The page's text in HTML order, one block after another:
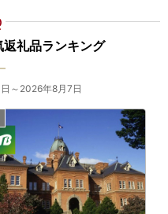
礼品ランキング
～2026年8月7日